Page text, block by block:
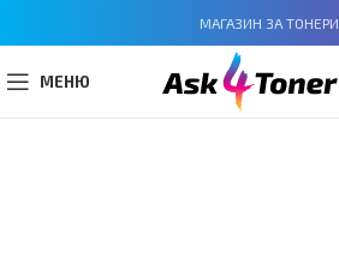
МАГАЗИН ЗА ТОНЕРИ
МЕНЮ